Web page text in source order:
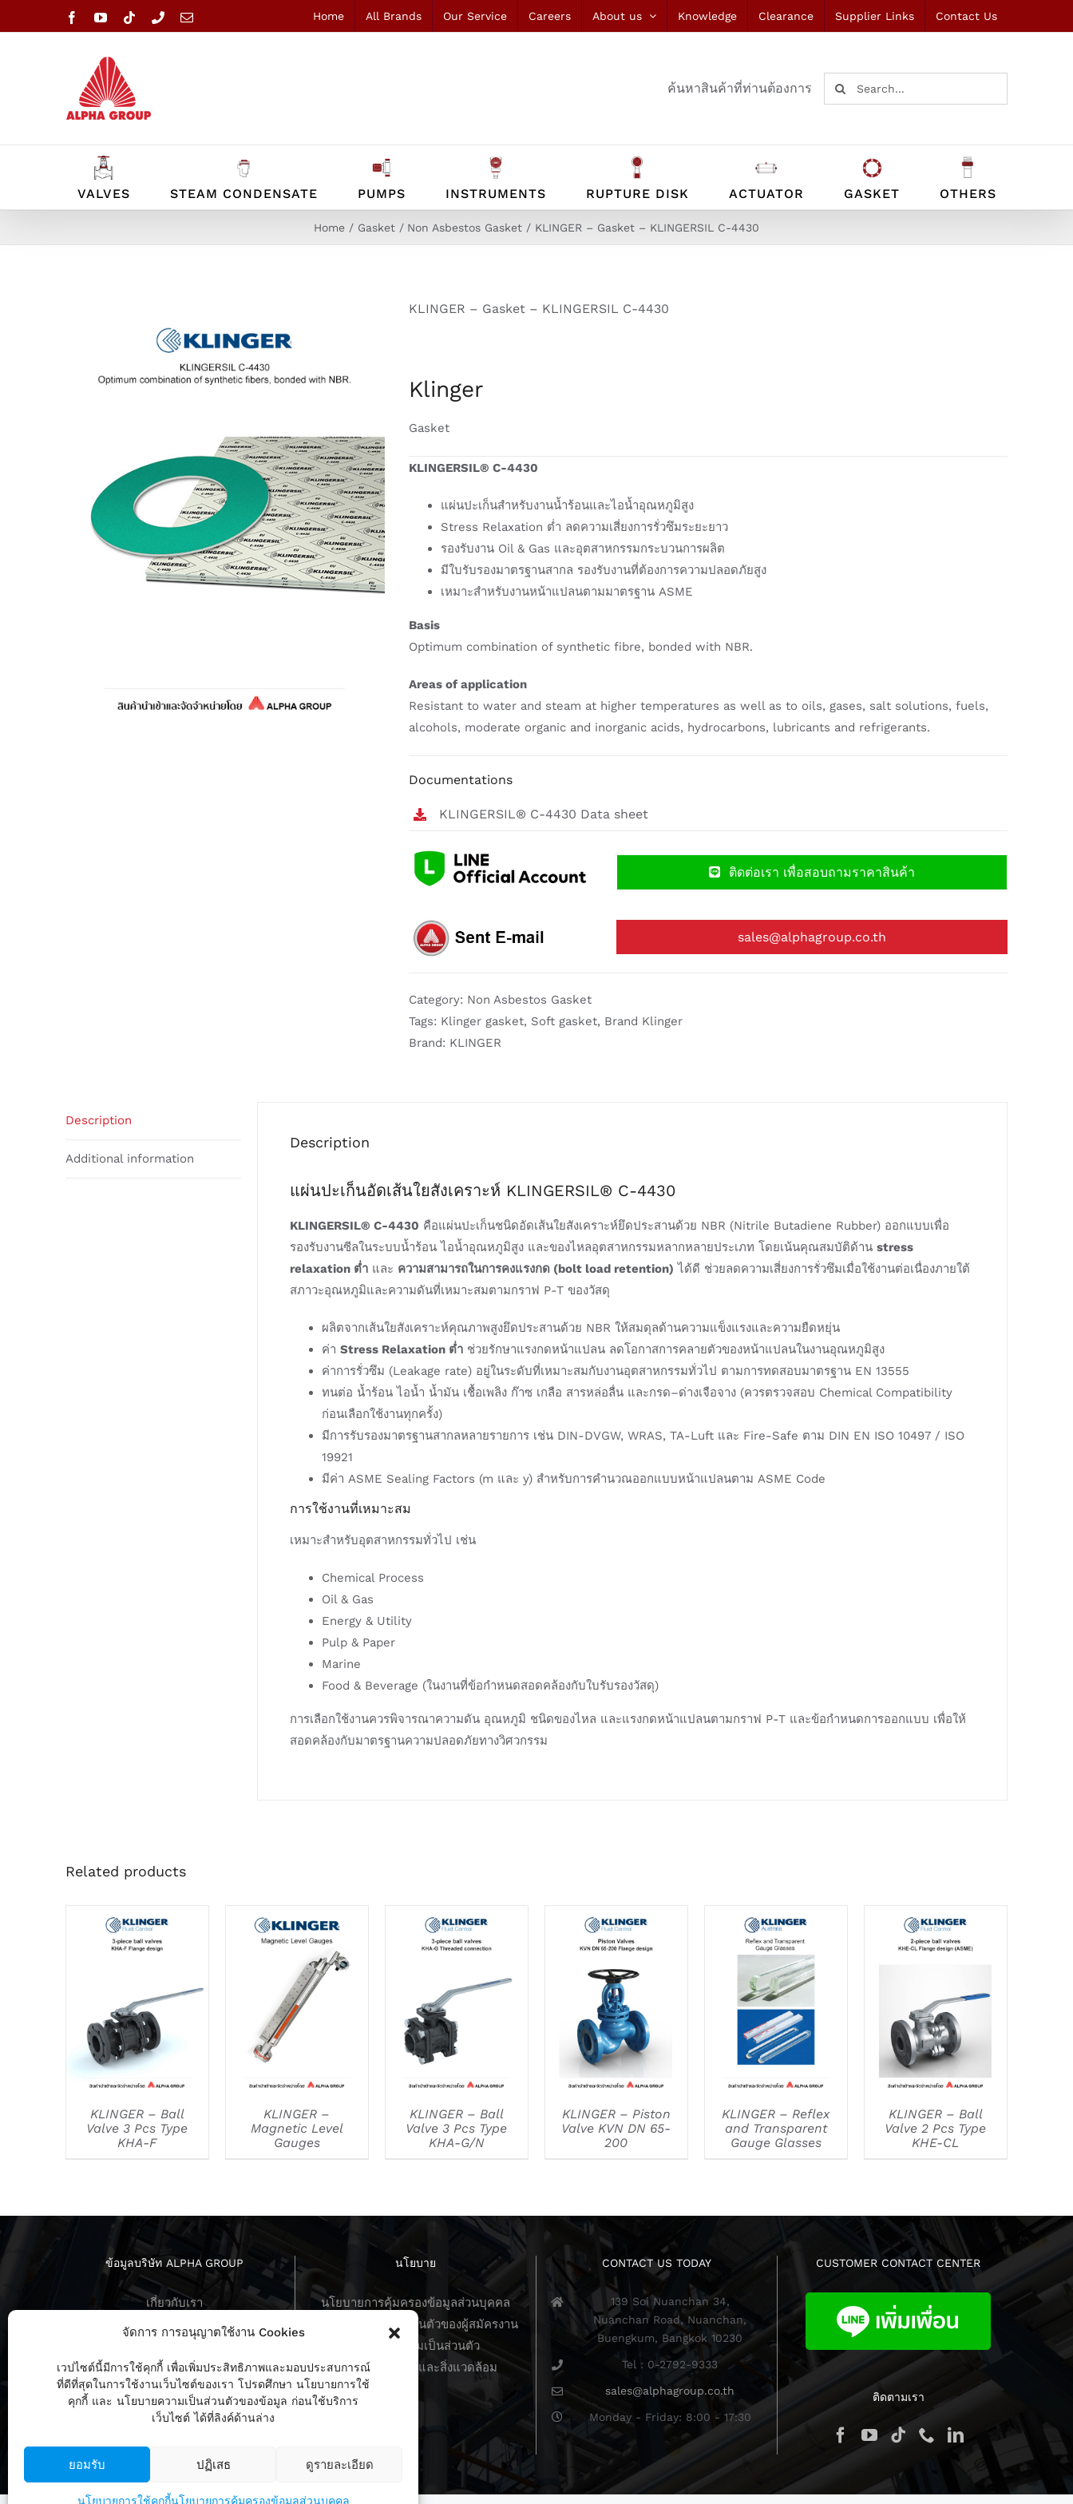
จัดการ การอนุญาตใช้งาน Cookies
เวปไซต์นี้มีการใช้คุกกี้ เพื่อเพิ่มประสิทธิภาพและมอบประสบการณ์
ที่ดีที่สุดในการใช้งานเว็บไซต์ของเรา โปรดศึกษา นโยบายการใช้
คุกกี้ และ นโยบายความเป็นส่วนตัวของข้อมูล ก่อนใช้บริการ
เว็บไซต์ ได้ที่ลิงค์ด้านล่าง
ยอมรับ ปฏิเสธ ดูรายละเอียด
นโยบายการใช้คุกกี้นโยบายการคุ้มครองข้อมูลส่วนบุคคล
to
FacebookYouTubeTiktokPhoneEmail Home All Brands Our Service Careers About us Knowledge Clearance Supplier Links Contact Us
ค้นหาสินค้าที่ท่านต้องการ
Search
for:
VALVES STEAM CONDENSATE PUMPS INSTRUMENTS RUPTURE DISK ACTUATOR GASKET OTHERS
Home Gasket Non Asbestos Gasket KLINGER – Gasket – KLINGERSIL C-4430
KLINGER – Gasket – KLINGERSIL C-4430
Klinger
Gasket
KLINGERSIL® C-4430
แผ่นปะเก็นสำหรับงานน้ำร้อนและไอน้ำอุณหภูมิสูง
Stress Relaxation ต่ำ ลดความเสี่ยงการรั่วซึมระยะยาว
รองรับงาน Oil & Gas และอุตสาหกรรมกระบวนการผลิต
มีใบรับรองมาตรฐานสากล รองรับงานที่ต้องการความปลอดภัยสูง
เหมาะสำหรับงานหน้าแปลนตามมาตรฐาน ASME
Basis
Optimum combination of synthetic fibre, bonded with NBR.
Areas of application
Resistant to water and steam at higher temperatures as well as to oils, gases, salt solutions, fuels,
alcohols, moderate organic and inorganic acids, hydrocarbons, lubricants and refrigerants.
Documentations
KLINGERSIL® C-4430 Data sheet
ติดต่อเรา เพื่อสอบถามราคาสินค้า
sales@alphagroup.co.th
Category: Non Asbestos Gasket
Tags: Klinger gasket, Soft gasket, Brand Klinger
Brand: KLINGER
Description
Additional information
Description
แผ่นปะเก็นอัดเส้นใยสังเคราะห์ KLINGERSIL® C-4430
KLINGERSIL® C-4430 คือแผ่นปะเก็นชนิดอัดเส้นใยสังเคราะห์ยึดประสานด้วย NBR (Nitrile Butadiene Rubber) ออกแบบเพื่อ
รองรับงานซีลในระบบน้ำร้อน ไอน้ำอุณหภูมิสูง และของไหลอุตสาหกรรมหลากหลายประเภท โดยเน้นคุณสมบัติด้าน stress
relaxation ต่ำและ ความสามารถในการคงแรงกด (bolt load retention) ได้ดี ช่วยลดความเสี่ยงการรั่วซึมเมื่อใช้งานต่อเนื่องภายใต้
สภาวะอุณหภูมิและความดันที่เหมาะสมตามกราฟ P-T ของวัสดุ
ผลิตจากเส้นใยสังเคราะห์คุณภาพสูงยึดประสานด้วย NBR ให้สมดุลด้านความแข็งแรงและความยืดหยุ่น
ค่า Stress Relaxation ต่ำช่วยรักษาแรงกดหน้าแปลน ลดโอกาสการคลายตัวของหน้าแปลนในงานอุณหภูมิสูง
ค่าการรั่วซึม (Leakage rate) อยู่ในระดับที่เหมาะสมกับงานอุตสาหกรรมทั่วไป ตามการทดสอบมาตรฐาน EN 13555
ทนต่อ น้ำร้อน ไอน้ำ น้ำมัน เชื้อเพลิง ก๊าซ เกลือ สารหล่อลื่น และกรด–ด่างเจือจาง (ควรตรวจสอบ Chemical Compatibility
ก่อนเลือกใช้งานทุกครั้ง)
มีการรับรองมาตรฐานสากลหลายรายการ เช่น DIN-DVGW, WRAS, TA-Luft และ Fire-Safe ตาม DIN EN ISO 10497 / ISO
19921
มีค่า ASME Sealing Factors (m และ y) สำหรับการคำนวณออกแบบหน้าแปลนตาม ASME Code
การใช้งานที่เหมาะสม
เหมาะสำหรับอุตสาหกรรมทั่วไป เช่น
Chemical Process
Oil & Gas
Energy & Utility
Pulp & Paper
Marine
Food & Beverage (ในงานที่ข้อกำหนดสอดคล้องกับใบรับรองวัสดุ)
การเลือกใช้งานควรพิจารณาความดัน อุณหภูมิ ชนิดของไหล และแรงกดหน้าแปลนตามกราฟ P-T และข้อกำหนดการออกแบบ เพื่อให้
สอดคล้องกับมาตรฐานความปลอดภัยทางวิศวกรรม
Related products
DETAILS
KLINGER – Ball
Valve 3 Pcs Type
KHA-F
DETAILS
KLINGER –
Magnetic Level
Gauges
DETAILS
KLINGER – Ball
Valve 3 Pcs Type
KHA-G/N
DETAILS
KLINGER – Piston
Valve KVN DN 65-
200
DETAILS
KLINGER – Reflex
and Transparent
Gauge Glasses
DETAILS
KLINGER – Ball
Valve 2 Pcs Type
KHE-CL
ข้อมูลบริษัท ALPHA GROUP
เกี่ยวกับเรา
บทสัมภาษณ์ ผู้บริหาร
ข่าวสารล่าสุด
นโยบาย
นโยบายการคุ้มครองข้อมูลส่วนบุคคล
นโยบายความเป็นส่วนตัวของผู้สมัครงาน
นโยบายความเป็นส่วนตัว
นโยบายคุณภาพและสิ่งแวดล้อม
CONTACT US TODAY
139 Soi Nuanchan 34,
Nuanchan Road, Nuanchan,
Buengkum, Bangkok 10230
Tel : 0-2792-9333
sales@alphagroup.co.th
Monday - Friday: 8:00 - 17:30
CUSTOMER CONTACT CENTER
ติดตามเรา